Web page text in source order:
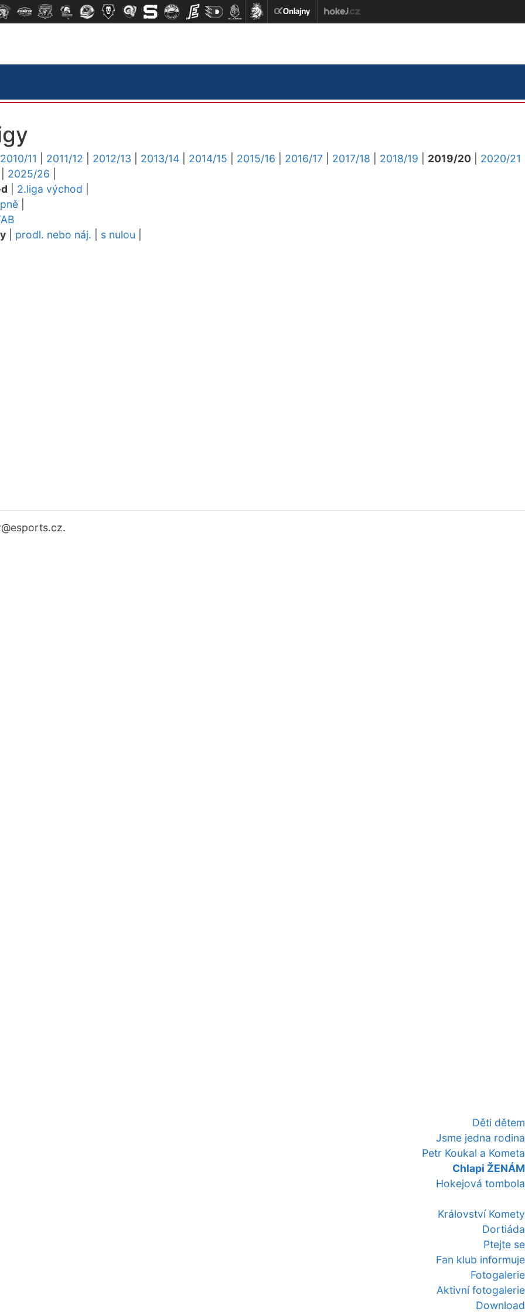
Děti dětem
Jsme jedna rodina
Petr Koukal a Kometa
Chlapi ŽENÁM
Hokejová tombola
Království Komety
Dortiáda
Ptejte se
Fan klub informuje
Fotogalerie
Aktivní fotogalerie
Download
2010/11 2011/12 2012/13 2013/14 2014/15 2015/16 2016/17 2017/18 2018/19 2019/20
2020/21
2025/26
2.liga východ
prodl. nebo náj. s nulou
@esports.cz.